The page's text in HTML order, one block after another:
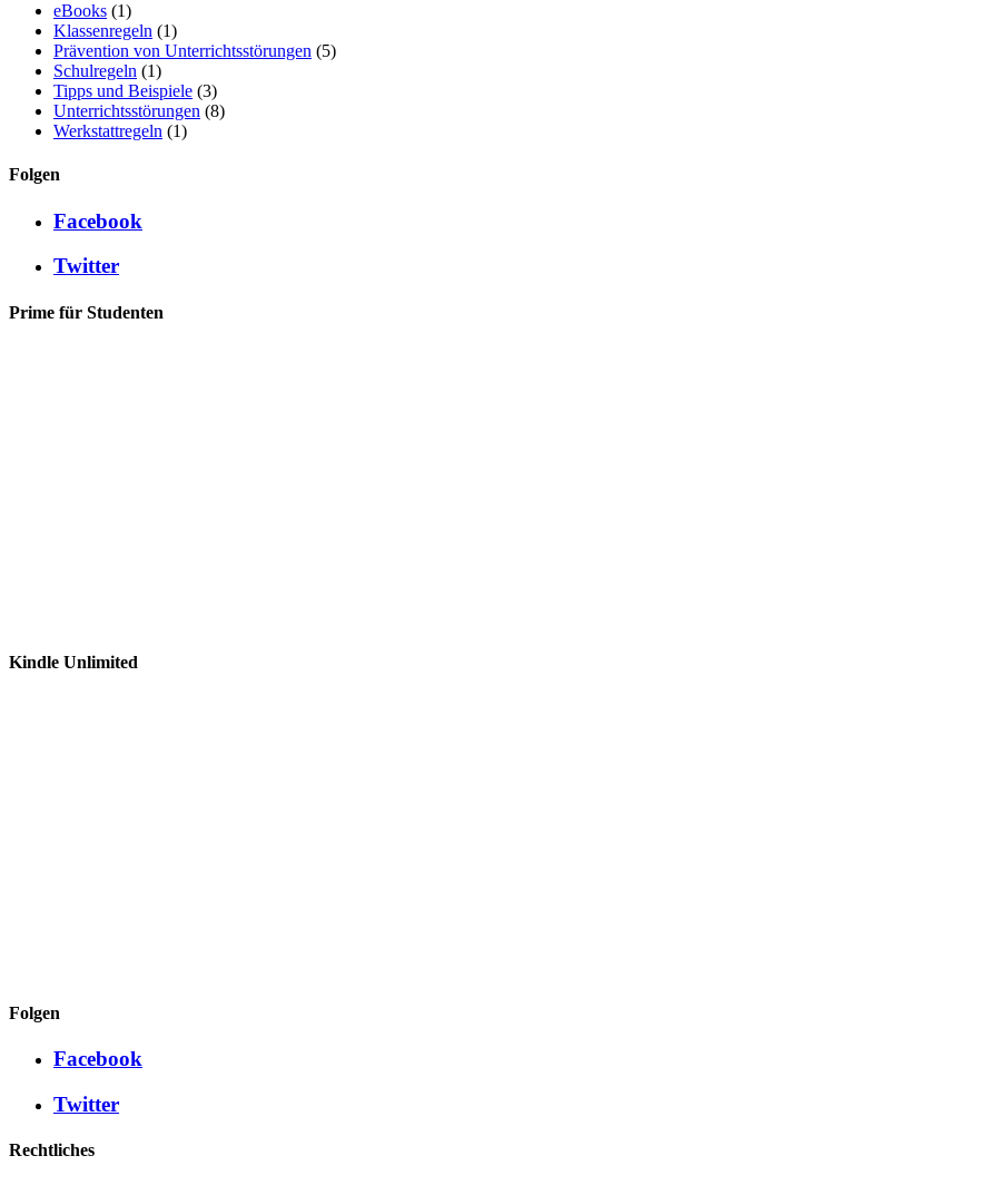
eBooks (1)
Klassenregeln (1)
Prävention von Unterrichtsstörungen (5)
Schulregeln (1)
Tipps und Beispiele (3)
Unterrichtsstörungen (8)
Werkstattregeln (1)
Folgen
Facebook
Twitter
Prime für Studenten
Kindle Unlimited
Folgen
Facebook
Twitter
Rechtliches